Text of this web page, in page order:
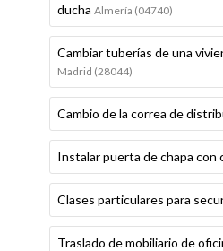
ducha Almería (04740)
Cambiar tuberías de una
Madrid (28044)
Cambio de la correa de
Instalar puerta de chapa con
Clases particulares para
Traslado de mobiliario de